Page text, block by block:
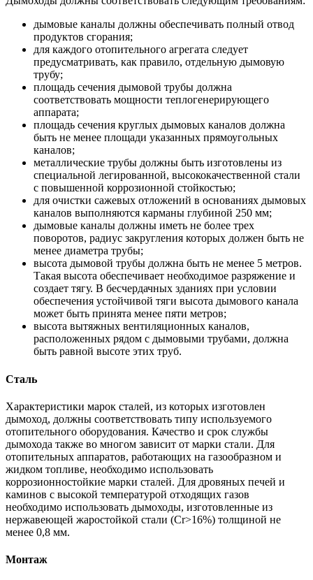
дымовые каналы должны обеспечивать полный отвод
продуктов сгорания;
для каждого отопительного агрегата следует
предусматривать, как правило, отдельную дымовую
трубу;
площадь сечения дымовой трубы должна
соответствовать мощности теплогенерирующего
аппарата;
площадь сечения круглых дымовых каналов должна
быть не менее площади указанных прямоугольных
каналов;
металлические трубы должны быть изготовлены из
специальной легированной, высококачественной стали
с повышенной коррозионной стойкостью;
для очистки сажевых отложений в основаниях дымовых
каналов выполняются карманы глубиной 250 мм;
дымовые каналы должны иметь не более трех
поворотов, радиус закругления которых должен быть не
менее диаметра трубы;
высота дымовой трубы должна быть не менее 5 метров.
Такая высота обеспечивает необходимое разряжение и
создает тягу. В бесчердачных зданиях при условии
обеспечения устойчивой тяги высота дымового канала
может быть принята менее пяти метров;
высота вытяжных вентиляционных каналов,
расположенных рядом с дымовыми трубами, должна
быть равной высоте этих труб.
Сталь
Характеристики марок сталей, из которых изготовлен
дымоход, должны соответствовать типу используемого
отопительного оборудования. Качество и срок службы
дымохода также во многом зависит от марки стали. Для
отопительных аппаратов, работающих на газообразном и
жидком топливе, необходимо использовать
коррозионностойкие марки сталей. Для дровяных печей и
каминов с высокой температурой отходящих газов
необходимо использовать дымоходы, изготовленные из
нержавеющей жаростойкой стали (Cr>16%) толщиной не
менее 0,8 мм.
Монтаж